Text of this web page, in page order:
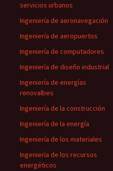
servicios urbanos
Ingeniería de aeronavegación
Ingeniería de aeropuertos
Ingeniería de computadores
Ingeniería de diseño industrial
Ingeniería de energías
renovalbes
Ingeniería de la construcción
Ingeniería de la energía
Ingeniería de los materiales
Ingeniería de los recursos
energéticos